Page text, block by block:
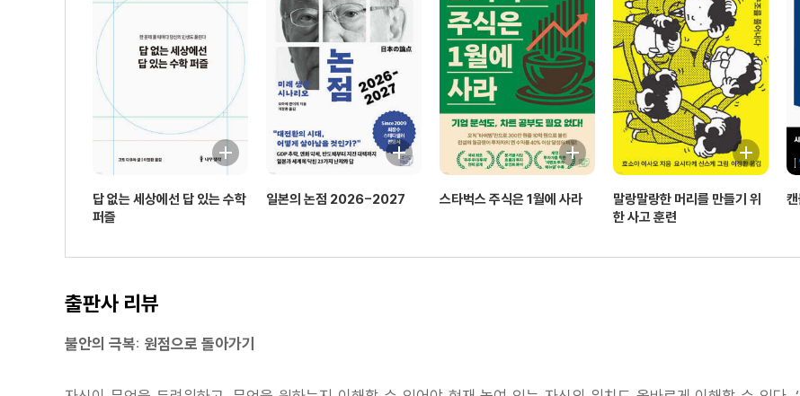
평범한 행복을 지탱해 주는 것
마음가짐이 행복과 불행을 결정한다
감사할 줄 아는 사람, 감사할 줄 모르는 사람
인간적인 교류가 삶의 의미를 안겨준다
마음의 품격이 행복을 가져다준다
자기 멸시와 자아도취
열등감이 안겨주는 것
꾸준한 노력 덕분에 평범한 일상을 보낸다
일상의 축적이 행복을 낳는다
5장 불안을 밀어내고 나답게 사는 법을 찾다
불안에 사로잡히면 노력 없이 행복하길 바란다
답 없는 세상에선 답 있는 수학
퍼즐
일본의 논점 2026-2027 스타벅스 주식은 1월에 사라
말랑말랑한 머리를 만들기 위
한 사고 훈련
출판사 리뷰
불안의 극복: 원점으로 돌아가기